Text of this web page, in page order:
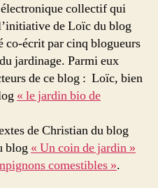
collectif qui
de Loïc du blog
co-écrit par cinq blogueurs
jardinage. Parmi eux
de ce blog : Loïc, bien
« le jardin bio de
de Christian du blog
blog « Un coin de jardin »
comestibles ».